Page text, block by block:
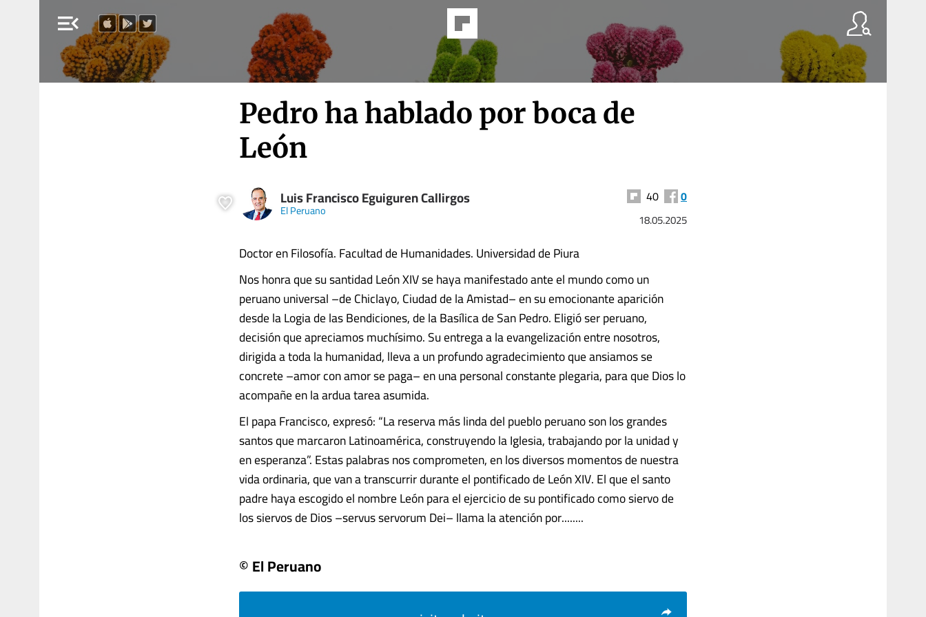
menu_open
Pedro ha hablado por boca de
León
Luis Francisco Eguiguren Callirgos
El Peruano
40 0
18.05.2025
Doctor en Filosofía. Facultad de Humanidades. Universidad de Piura
Nos honra que su santidad León XIV se haya manifestado ante el mundo como un
peruano universal –de Chiclayo, Ciudad de la Amistad– en su emocionante aparición
desde la Logia de las Bendiciones, de la Basílica de San Pedro. Eligió ser peruano,
decisión que apreciamos muchísimo. Su entrega a la evangelización entre nosotros,
dirigida a toda la humanidad, lleva a un profundo agradecimiento que ansiamos se
concrete –amor con amor se paga– en una personal constante plegaria, para que Dios lo
acompañe en la ardua tarea asumida.
El papa Francisco, expresó: “La reserva más linda del pueblo peruano son los grandes
santos que marcaron Latinoamérica, construyendo la Iglesia, trabajando por la unidad y
en esperanza”. Estas palabras nos comprometen, en los diversos momentos de nuestra
vida ordinaria, que van a transcurrir durante el pontificado de León XIV. El que el santo
padre haya escogido el nombre León para el ejercicio de su pontificado como siervo de
los siervos de Dios –servus servorum Dei– llama la atención por........
© El Peruano